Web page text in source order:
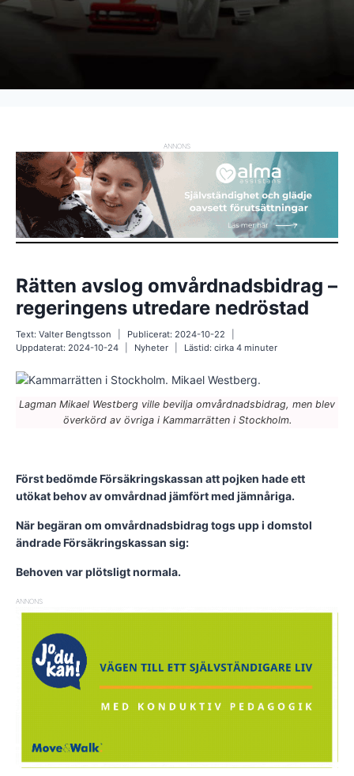
ANNONS
Rätten avslog omvårdnadsbidrag –
regeringens utredare nedröstad
Text: Valter Bengtsson Publicerat: 2024-10-22
Uppdaterat: 2024-10-24 Nyheter Lästid: cirka4minuter
Lagman Mikael Westberg ville bevilja omvårdnadsbidrag, men blev
överkörd av övriga i Kammarrätten i Stockholm.
Först bedömde Försäkringskassan att pojken hade ett
utökat behov av omvårdnad jämfört med jämnåriga.
När begäran om omvårdnadsbidrag togs upp i domstol
ändrade Försäkringskassan sig:
Behoven var plötsligt normala.
ANNONS